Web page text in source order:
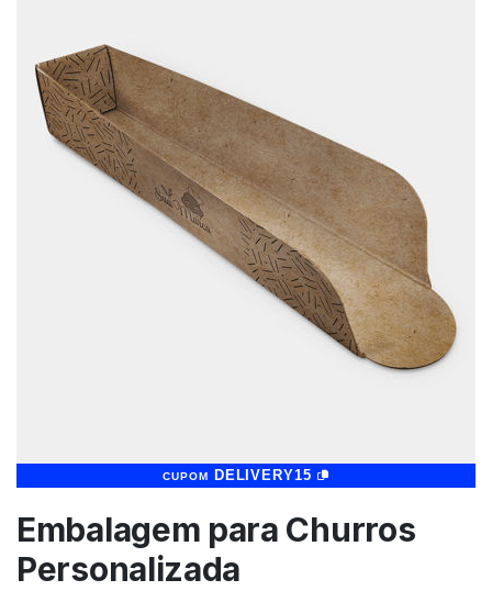
CUPOM DELIVERY15
Embalagem para Churros
Personalizada